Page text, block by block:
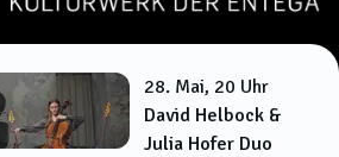
28. Mai, 20 Uhr
David Helbock &
Julia Hofer Duo